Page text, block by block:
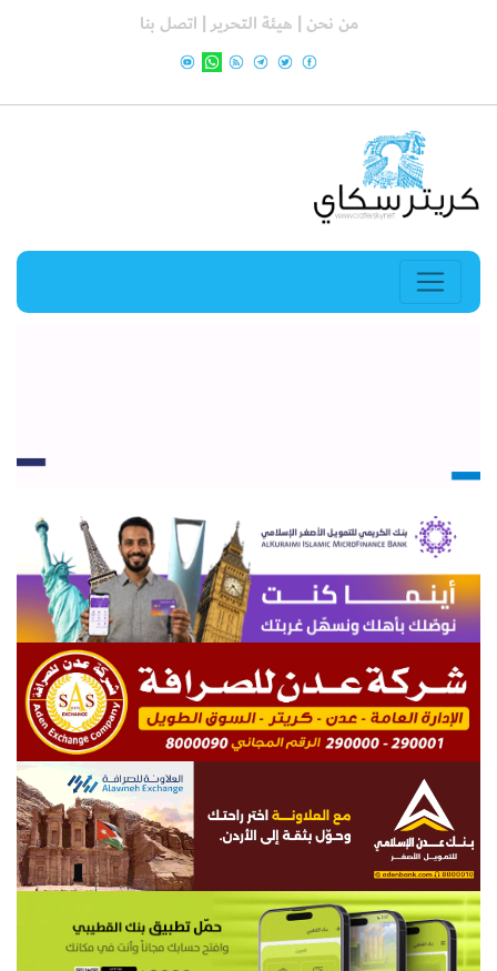
من نحن | هيئة التحرير | اتصل بنا